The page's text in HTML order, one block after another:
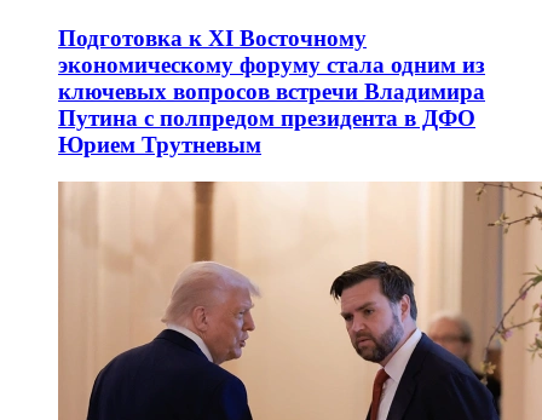
Подготовка к XI Восточному
экономическому форуму стала одним из
ключевых вопросов встречи Владимира
Путина с полпредом президента в ДФО
Юрием Трутневым